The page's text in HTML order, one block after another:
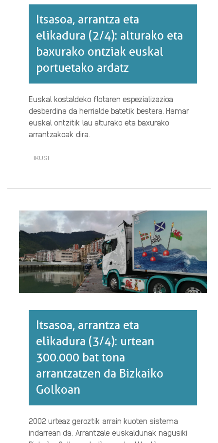
Itsasoa, arrantza eta
elikadura (2/4): alturako eta
baxurako ontziak euskal
portuetako ardatz
Euskal kostaldeko flotaren espezializazioa
desberdina da herrialde batetik bestera. Hamar
euskal ontzitik lau alturako eta baxurako
arrantzakoak dira.
IKUSI
ELIKADURA
ALTURAKO
ETA
BAXURAKO
EUSKAL
PORTUETAKO
ARDATZ·RI
BURUZ
Itsasoa, arrantza eta
elikadura (3/4): urtean
300.000 bat tona
arrantzatzen da Bizkaiko
Golkoan
2002 urteaz geroztik arrain kuoten sistema
indarrean da. Arrantzale euskaldunak nagusiki